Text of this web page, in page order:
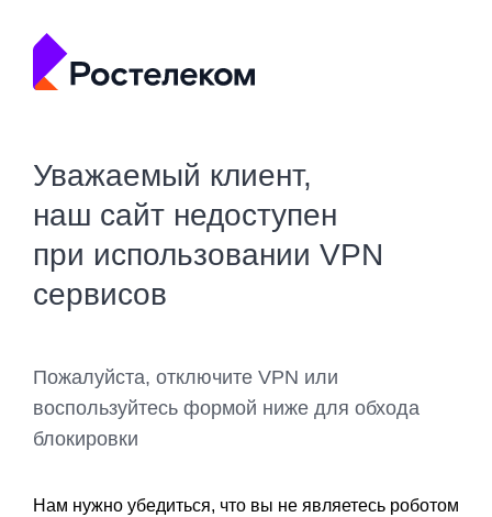
Уважаемый клиент,
наш сайт недоступен
при использовании VPN
сервисов
Пожалуйста, отключите VPN или
воспользуйтесь формой ниже для обхода
блокировки
Нам нужно убедиться, что вы не являетесь роботом